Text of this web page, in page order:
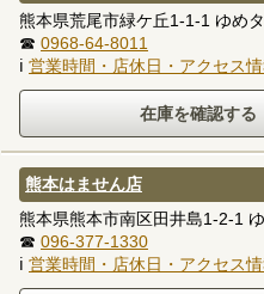
熊本県荒尾市緑ケ丘1-1-1 ゆめ
☎ 0968-64-8011
ℹ 営業時間・店休日・アクセス
熊本はません店
熊本県熊本市南区田井島1-2-1
☎ 096-377-1330
ℹ 営業時間・店休日・アクセス